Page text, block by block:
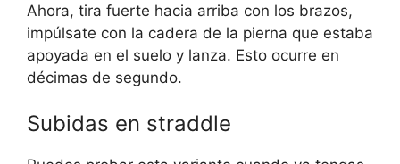
Ahora, tira fuerte hacia arriba con los brazos,
impúlsate con la cadera de la pierna que estaba
apoyada en el suelo y lanza. Esto ocurre en
décimas de segundo.
Subidas en straddle